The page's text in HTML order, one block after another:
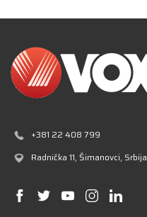
+381 22 408 799
Radnička 11, Šimanovci, Srbija